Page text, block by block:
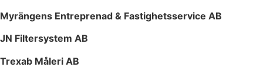
Myrängens Entreprenad & Fastighetsservice AB
JN Filtersystem AB
Trexab Måleri AB